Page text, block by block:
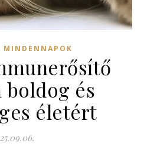
MINDENNAPOK
és
életért